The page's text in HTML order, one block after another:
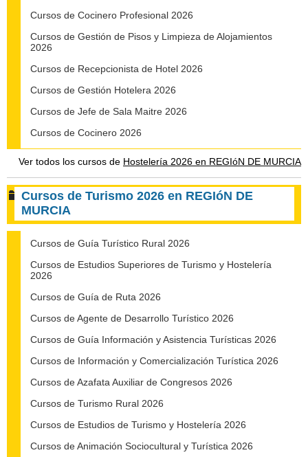
Cursos de Cocinero Profesional 2026
Cursos de Gestión de Pisos y Limpieza de Alojamientos
2026
Cursos de Recepcionista de Hotel 2026
Cursos de Gestión Hotelera 2026
Cursos de Jefe de Sala Maitre 2026
Cursos de Cocinero 2026
Ver todos los cursos de Hostelería 2026 en REGIóN DE MURCIA
Cursos de Turismo 2026 en REGIóN DE
MURCIA
Cursos de Guía Turístico Rural 2026
Cursos de Estudios Superiores de Turismo y Hostelería
2026
Cursos de Guía de Ruta 2026
Cursos de Agente de Desarrollo Turístico 2026
Cursos de Guía Información y Asistencia Turísticas 2026
Cursos de Información y Comercialización Turística 2026
Cursos de Azafata Auxiliar de Congresos 2026
Cursos de Turismo Rural 2026
Cursos de Estudios de Turismo y Hostelería 2026
Cursos de Animación Sociocultural y Turística 2026